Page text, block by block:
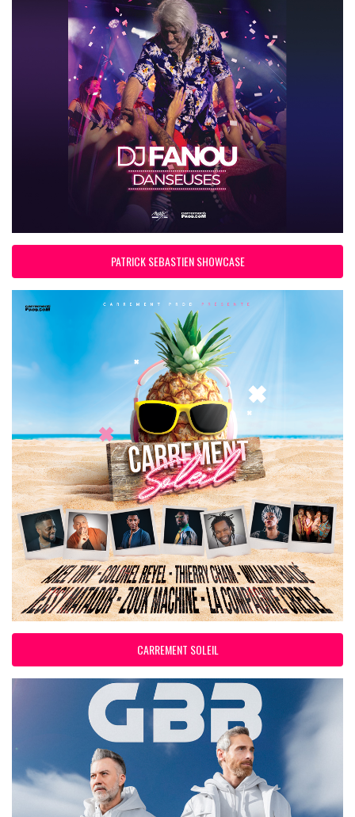
PATRICK SEBASTIEN SHOWCASE
CARREMENT SOLEIL